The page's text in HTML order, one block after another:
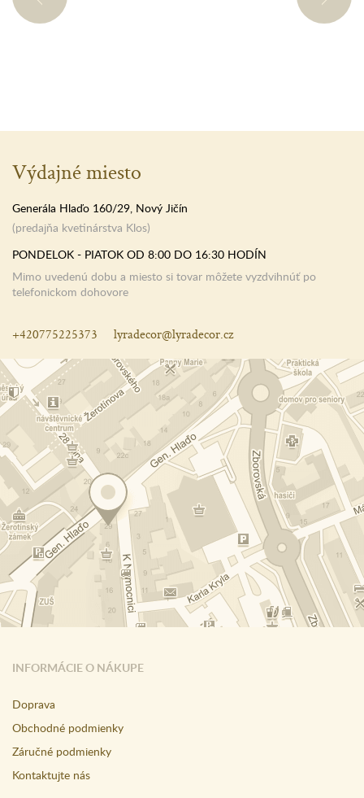
INFORMÁCIE O NÁKUPE
Doprava
Obchodné podmienky
Záručné podmienky
Kontaktujte nás
Výdajné miesto
Generála Hlaďo 160/29, Nový Jičín
(predajňa kvetinárstva Klos)
PONDELOK - PIATOK OD 8:00 DO 16:30 HODÍN
Mimo uvedenú dobu a miesto si tovar môžete vyzdvihnúť po
telefonickom dohovore
+420775225373 lyradecor@lyradecor.cz